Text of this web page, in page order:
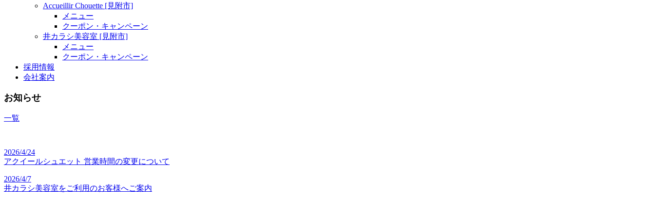
Accueillir Chouette [見附市]
メニュー
クーポン・キャンペーン
井カラシ美容室 [見附市]
メニュー
クーポン・キャンペーン
採用情報
会社案内
お知らせ
一覧
2026/4/24
アクイールシュエット 営業時間の変更について
2026/4/7
井カラシ美容室をご利用のお客様へご案内